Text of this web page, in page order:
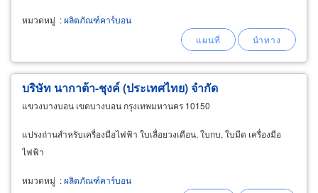
หมวดหมู่ :ผลิตภัณฑ์คาร์บอน
บริษัท นากาต้า-ชุงค์ (ประเทศไทย) จำกัด
แขวงบางบอน เขตบางบอน กรุงเทพมหานคร 10150
แปรงถ่านสำหรับเครื่องมือไฟฟ้า ใบเลื่อยวงเดือน, ใบกบ, ใบมีด เครื่องมือ
ไฟฟ้า
หมวดหมู่ :ผลิตภัณฑ์คาร์บอน